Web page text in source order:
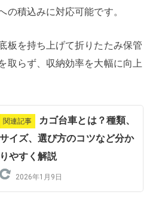
の積込みに対応可能です。
板を持ち上げて折りたたみ保管
取らず、収納効率を大幅に向上
関連記事
カゴ台車とは？種類、
サイズ、選び方のコツなど分か
りやすく解説
2026年1月9日